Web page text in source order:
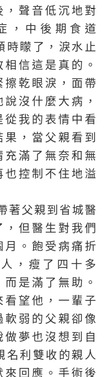
，聲音低沉地對
，中後期食道
時矇了，淚水止
信這是真的。
乾眼淚，面帶
沒什麼大病，
從我的表情中看
，當父親看到
滿了無奈和無
控制不住地溢
著父親到省城醫
但醫生對我們
。飽受病痛折
，瘦了四十多
是滿了無助。
看望他，一輩子
軟弱的父親卻像
夢也沒想到自
名利雙收的親人
回應。手術後